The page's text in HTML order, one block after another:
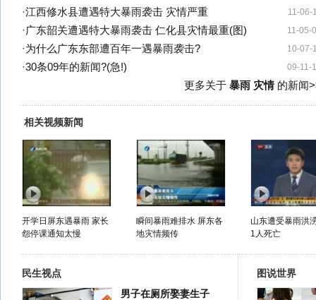
11-06-
·江西修水县遭遇特大暴雨袭击 灾情严重
11-05-
·广东韶关遭遇特大暴雨袭击 仁化县灾情最重(图)
10-07-
·为什么广东东部遭百年一遇暴雨袭击?
09-11-
·30条09年的新闻?(急!)
更多关于 暴雨 灾情的新闻
相关视频新闻
开学日屏东遇暴雨 家长
怨停课通知太慢
瞬间暴雨难排水 屏东各
地灾情频传
山东遭受暴雨洪
1人死亡
民生视点
男子在厕所娶妻生子
图说世界